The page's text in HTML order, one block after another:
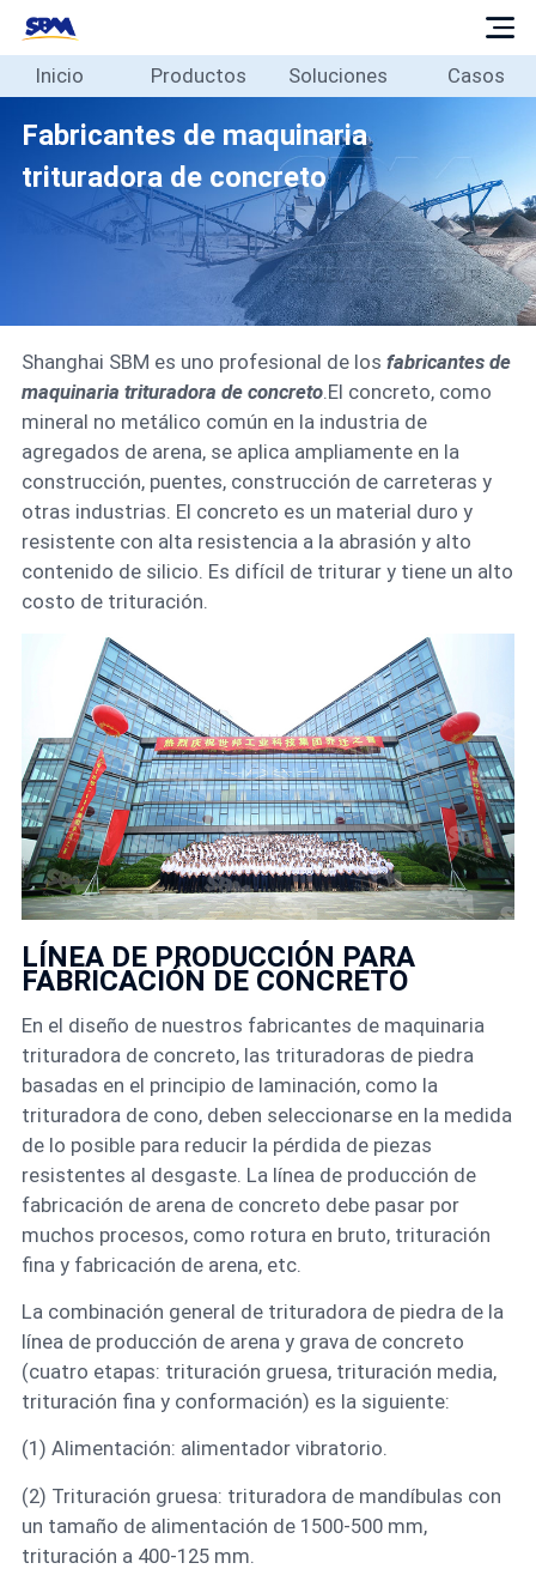
Inicio
Productos
Soluciones
Contacto
Español
Inicio Productos Soluciones Casos
Fabricantes de maquinaria
trituradora de concreto
Shanghai SBM es uno profesional de los fabricantes de
maquinaria trituradora de concreto.El concreto, como
mineral no metálico común en la industria de
agregados de arena, se aplica ampliamente en la
construcción, puentes, construcción de carreteras y
otras industrias. El concreto es un material duro y
resistente con alta resistencia a la abrasión y alto
contenido de silicio. Es difícil de triturar y tiene un alto
costo de trituración.
LÍNEA DE PRODUCCIÓN PARA
FABRICACIÓN DE CONCRETO
En el diseño de nuestros fabricantes de maquinaria
trituradora de concreto, las trituradoras de piedra
basadas en el principio de laminación, como la
trituradora de cono, deben seleccionarse en la medida
de lo posible para reducir la pérdida de piezas
resistentes al desgaste. La línea de producción de
fabricación de arena de concreto debe pasar por
muchos procesos, como rotura en bruto, trituración
fina y fabricación de arena, etc.
La combinación general de trituradora de piedra de la
línea de producción de arena y grava de concreto
(cuatro etapas: trituración gruesa, trituración media,
trituración fina y conformación) es la siguiente:
(1) Alimentación: alimentador vibratorio.
(2) Trituración gruesa: trituradora de mandíbulas con
un tamaño de alimentación de 1500-500 mm,
trituración a 400-125 mm.